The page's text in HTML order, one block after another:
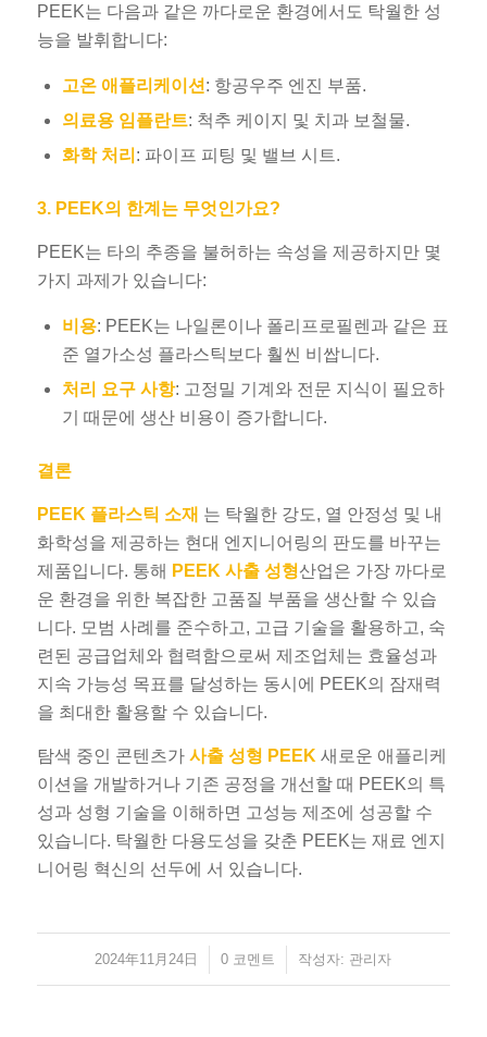
PEEK는 다음과 같은 까다로운 환경에서도 탁월한 성
능을 발휘합니다:
고온 애플리케이션 : 항공우주 엔진 부품.
의료용 임플란트: 척추 케이지 및 치과 보철물.
화학 처리 : 파이프 피팅 및 밸브 시트.
3. PEEK의 한계는 무엇인가요?
PEEK는 타의 추종을 불허하는 속성을 제공하지만 몇
가지 과제가 있습니다:
비용: PEEK는 나일론이나 폴리프로필렌과 같은 표
준 열가소성 플라스틱보다 훨씬 비쌉니다.
처리 요구 사항: 고정밀 기계와 전문 지식이 필요하
기 때문에 생산 비용이 증가합니다.
결론
PEEK 플라스틱 소재 는 탁월한 강도, 열 안정성 및 내
화학성을 제공하는 현대 엔지니어링의 판도를 바꾸는
제품입니다. 통해 PEEK 사출 성형산업은 가장 까다로
운 환경을 위한 복잡한 고품질 부품을 생산할 수 있습
니다. 모범 사례를 준수하고, 고급 기술을 활용하고, 숙
련된 공급업체와 협력함으로써 제조업체는 효율성과
지속 가능성 목표를 달성하는 동시에 PEEK의 잠재력
을 최대한 활용할 수 있습니다.
탐색 중인 콘텐츠가 사출 성형 PEEK 새로운 애플리케
이션을 개발하거나 기존 공정을 개선할 때 PEEK의 특
성과 성형 기술을 이해하면 고성능 제조에 성공할 수
있습니다. 탁월한 다용도성을 갖춘 PEEK는 재료 엔지
니어링 혁신의 선두에 서 있습니다.
2024年11月24日
/ 0 코멘트
/ 작성자: 관리자